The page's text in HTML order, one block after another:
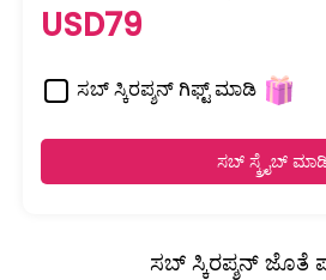
USD79
ಸಬ್ ಸ್ಕಿರಪ್ಶನ್ ಗಿಫ್ಟ್ ಮಾಡಿ
ಸಬ್ ಸ್ಕ್ರೈಬ್
ಸಬ್ ಸ್ಕಿರಪ್ಶನ್